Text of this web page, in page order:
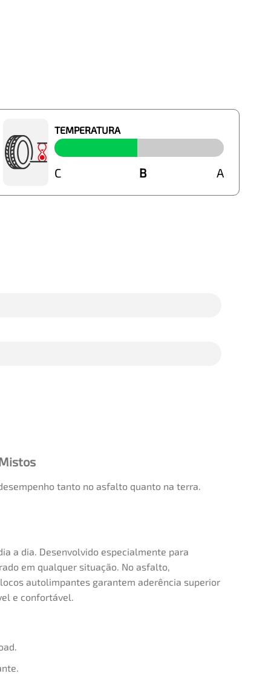
TEMPERATURA
B
C B A
tanto no asfalto quanto na terra.
a dia. Desenvolvido especialmente para
em qualquer situação. No asfalto,
autolimpantes garantem aderência superior
e confortável.